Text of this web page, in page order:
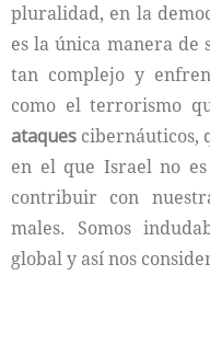
pluralidad, en la
es la única manera
tan complejo y
como el terrorismo
ataques cibernáuticos,
en el que Israel no
contribuir con
males. Somos
global y así nos